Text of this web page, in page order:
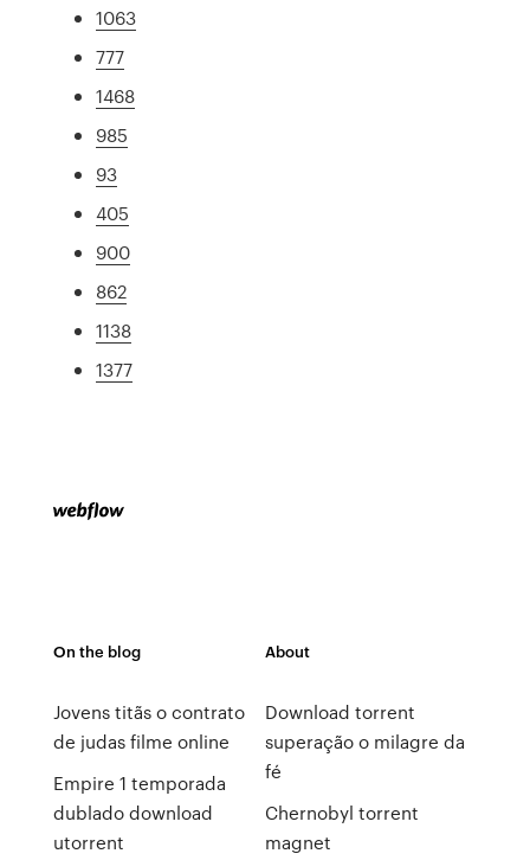
1063
777
1468
985
93
405
900
862
1138
1377
On the blog
Jovens titãs o contrato
de judas filme online
Empire 1 temporada
dublado download
utorrent
About
Download torrent
superação o milagre da
fé
Chernobyl torrent
magnet